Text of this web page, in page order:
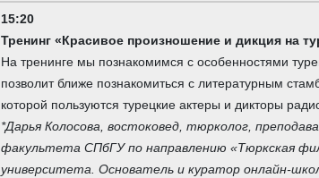
15:20
Тренинг «Красивое произношение и дикция на
На тренинге мы познакомимся с особенностями
позволит ближе познакомиться с литературным
которой пользуются турецкие актеры и дикторы
*Дарья Колосова, востоковед, тюрколог,
факультета СПбГУ по направлению «Тюркская
университета. Основатель и куратор онлайн-